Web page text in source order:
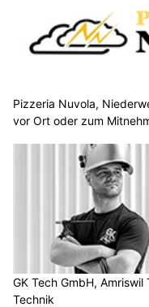
Pizzeria Nuvola,
vor Ort oder zum
GK Tech GmbH,
Technik